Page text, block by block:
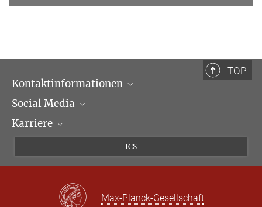
TOP
Kontaktinformationen
Öffnungszeiten & Anfahrt
Ansprechpartner*innen
Social Media
LinkedIn
Karriere
ICS
Max-Planck-Gesellschaft